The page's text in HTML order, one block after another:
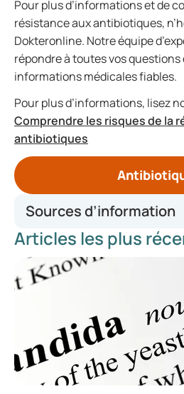
Pour plus d’informations et de
résistance aux antibiotiques,
Dokteronline. Notre équipe
répondre à toutes vos
informations médicales fiables.
Pour plus d’informations, lisez
Comprendre les risques de la
antibiotiques
Sources d’information
https://www.vzinfo.nl/
amr/internationaal
5 redenen om antimicrobiële
De antibioticaresistentiecrisis -
https://msd.nl/
Articles les plus